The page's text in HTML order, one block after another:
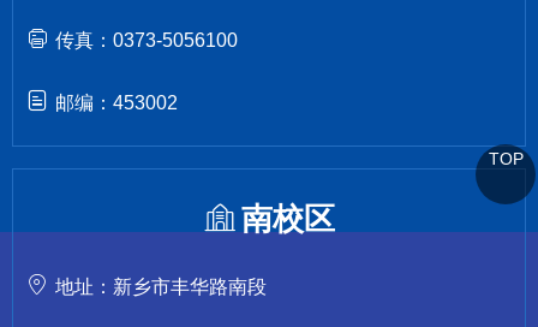
传真：0373-5056100
邮编：453002
南校区
地址：新乡市丰华路南段
TOP